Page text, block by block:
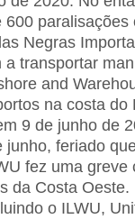
paralisações
Negras
transportar
and
na costa do
9 de junho de
feriado
fez uma greve
da Costa Oeste.
o ILWU,